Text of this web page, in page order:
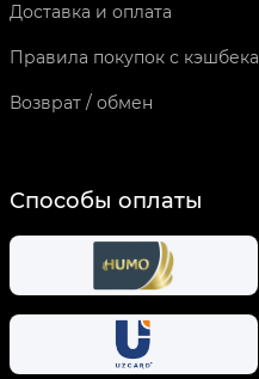
Доставка и оплата
Правила покупок с кэшбека
Возврат / обмен
Способы оплаты